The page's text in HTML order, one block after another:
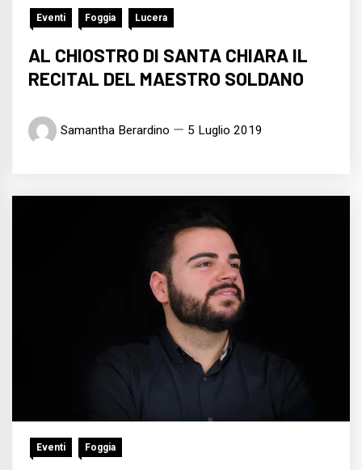
Eventi Foggia Lucera
AL CHIOSTRO DI SANTA CHIARA IL
RECITAL DEL MAESTRO SOLDANO
Samantha Berardino 5 Luglio 2019
Eventi Foggia